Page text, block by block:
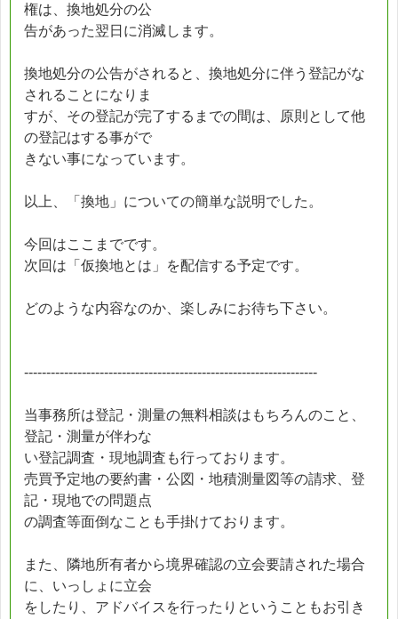
権は、換地処分の公
告があった翌日に消滅します。
換地処分の公告がされると、換地処分に伴う登記がな
されることになりま
すが、その登記が完了するまでの間は、原則として他
の登記はする事がで
きない事になっています。
以上、「換地」についての簡単な説明でした。
今回はここまでです。
次回は「仮換地とは」を配信する予定です。
どのような内容なのか、楽しみにお待ち下さい。
------------------------------------------------------------------
当事務所は登記・測量の無料相談はもちろんのこと、
登記・測量が伴わな
い登記調査・現地調査も行っております。
売買予定地の要約書・公図・地積測量図等の請求、登
記・現地での問題点
の調査等面倒なことも手掛けております。
また、隣地所有者から境界確認の立会要請された場合
に、いっしょに立会
をしたり、アドバイスを行ったりということもお引き